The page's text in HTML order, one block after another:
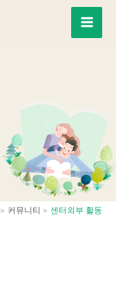
커뮤니티 센터외부 활동